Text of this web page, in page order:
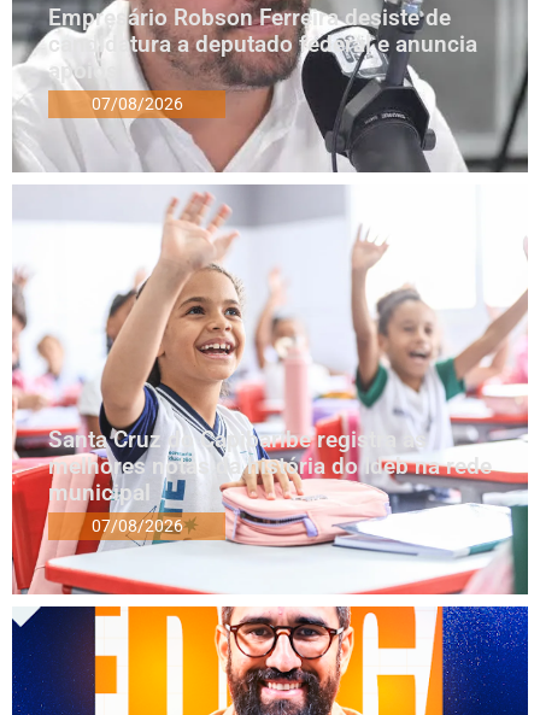
Empresário Robson Ferreira desiste de
candidatura a deputado federal e anuncia
apoios
07/08/2026
Santa Cruz do Capibaribe registra as
melhores notas da história do Ideb na rede
municipal
07/08/2026